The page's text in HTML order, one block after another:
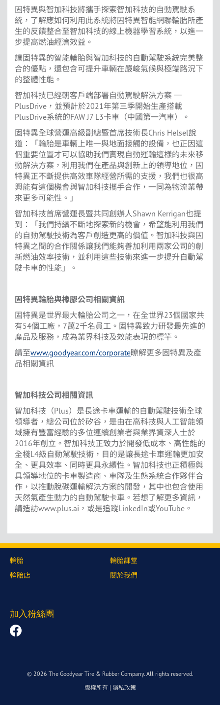
固特異與智加科技將攜手探索智加科技的自動駕駛系
統，了解應如何利用此系統將固特異智能網聯輪胎所產
生的反饋整合至智加科技的線上機器學習系統，以進一
步提高燃油經濟效益。
讓固特異的智能輪胎與智加科技的自動駕駛系統完美整
合的優點，還包含可提升車輛在嚴峻氣候與極端路況下
的整體性能。
智加科技已經朝客戶端部署自動駕駛解決方案 ─
PlusDrive，並預計於2021年第三季開始生產搭載
PlusDrive系統的FAW J7 L3卡車（中國第一汽車）。
固特異全球營運高級副總暨首席技術長Chris Helsel說
道：「輪胎是車輛上唯一與地面接觸的設備，也正因這
個重要位置才可以協助我們實現自動運輸這樣的未來移
動解決方案，利用我們在產品與創新上的領導地位，固
特異正不斷提供高效車隊經營所需的支援，我們也很高
興能有這個機會與智加科技攜手合作，一同為物流業帶
來更多可能性。」
智加科技首席營運長暨共同創辦人Shawn Kerrigan也提
到：「我們持續不斷地探索新的機會，希望能利用我們
的自動駕駛技術為客戶創造更高的價值。智加科技與固
特異之間的合作關係讓我們能夠善加利用兩家公司的創
新燃油效率技術，並利用這些技術來進一步提升自動駕
駛卡車的性能」。
固特異輪胎與橡膠公司相關資訊
固特異是世界最大輪胎公司之一，在全世界23個國家共
有54個工廠，7萬2千名員工。固特異致力研發最先進的
產品及服務，成為業界科技及效能表現的標竿。
請至www.goodyear.com/corporate瞭解更多固特異及產
品相關資訊
智加科技公司相關資訊
智加科技（Plus）是長途卡車運輸的自動駕駛技術全球
領導者，總公司位於矽谷，是由在高科技與人工智能領
域擁有豐富經驗的多位連續創業者與業界資深人士於
2016年創立。智加科技正致力於開發低成本、高性能的
全棧L4級自動駕駛技術，目的是讓長途卡車運輸更加安
全、更具效率、同時更具永續性。智加科技也正積極與
具領導地位的卡車製造商、車隊及生態系統合作夥伴合
作，以推動脫碳運輸解決方案的開發，其中也包含使用
天然氣產生動力的自動駕駛卡車。若想了解更多資訊，
請造訪www.plus.ai，或是追蹤LinkedIn或YouTube。
輪胎
輪胎店
輪胎課堂
關於我們
加入粉絲團
© 2026 The Goodyear Tire & Rubber Company. All rights reserved.
版權所有| 隱私政策